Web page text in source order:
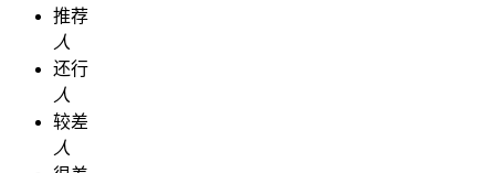
推荐
人
还行
人
较差
人